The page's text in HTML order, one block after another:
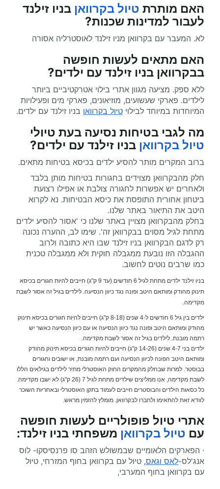
האם מותרת טיול בקרוואן בניו זילנד
לעבור למדינות שכנות?
לא. המעבר עם בקרוואן מניו זילנד לאוסטרליה אסורה
האם מתאים לעשות חופשה
בבקרוואן בניו זילנד עם ילדים?
ללא ספק. מציעה מגוון אתרי בילוי אטרקטיביים ביותר
לילדים. פארקי שעשועים, מוזיאונים, פארקי מים ופעילויות
המיוחדות במיוחד לבילוי טיול בקרוואן בניו זילנד עם ילדים.
מה לגבי בטיחות נסיעה בעת טיולי
טיול בקרוואן בניו זילנד עם ילדים?
ברוב המקרים מותר להסיע ילדים בכיסא בטיחות מתאים.
חלק מהבקרוואן מצוידים בחגורות בטיחות מותן בלבד
ולאחרים יש אפשרות לחגורה צולבת או אפילו רצועת
ביטחון אחורית התופסת את כיסא הבטיחות. נא לקרוא
היטב את התיאור באתר שלנו.
בחלק מהבקרוואן מצויין באתר שלנו כי 'אסור להסיע ילדים
מתחת לגיל מסוים בבקרוואן זה'. שימו לב, ההערה נכונה
רק לדגם הבקרוואן בניו זילנד שבו היא כתובה ולרוב
ההגבלה הזו נובעת ממגבלה חוקית ולא ממגבלה טכנית
כמו שרבים נוטים לחשוב.
בניו זילנד ילדים מתחת לגיל 6 חודשים (עד 9 ק"ג) חייבים להיות חגורים בכיסא
תינוק מהודק ומותאם היטב ופונה נגד כיוון הנסיעה. לילדים בגיל זה אסור לשבת
מקדימה.
ילדים בין גיל 6 חודשים ל-4 שנים (8-18 ק"ג) חייבים להיות חגורים בכיסא תינוק
מהודק ומותאם היטב ופונה נגד כיוון הנסיעה או עם כיוון הנסיעה כאשר יש
רתמה מובנת. לילדים בגיל זה אסור לשבת מקדימה.
ילדים בני 4-7 שנים (14-26 ק"ג) חייבים להיות חגורים בכיסא תינוק מהודק
ומותאם היטב הפונה לכיוון הנסיעה ועם רתמה מובנת, או ישובים וחגורים
בבוסטר. למרות שבחלק מהמקרים החוק האוסטרלי מתיר לילדים בגילאים הללו
לשבת מקדימה, אנו ממליצים שילדים מתחת לגיל 7 (26 ק"ג) לא ישבו מקדימה.
כל כסאות הילדים והבוסטרים חייבים לעמוד בתקן האוסטרלי ובאחריות השוכר
לוודא זאת להתאימו ולחברו לבקרוואן. מומלץ להזמין מראש.
אתרי טיול פופולריים לעשות חופשה
עם טיול בקרוואן משפחתי בניו זילנד:
· הפארקים הלאומיים שבמשולש הזהב סו פרנסיסקו- לוס
אנג'לס-לאס וגאס, טיול עם בקרוואן בחוף המזרחי, טיול
עם בקרוואן בחוף המערבי,